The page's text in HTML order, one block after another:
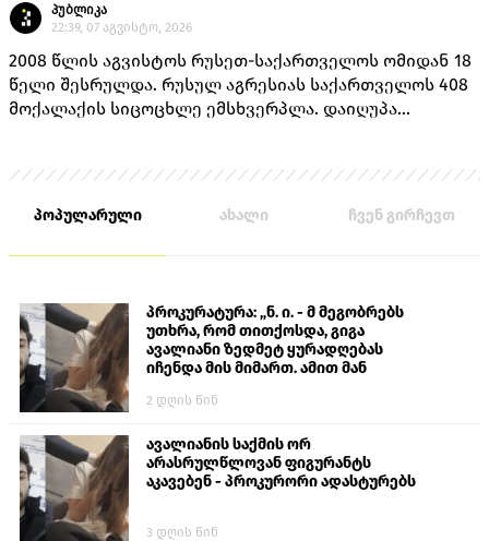
პუბლიკა
22:39, 07 აგვისტო, 2026
2008 წლის აგვისტოს რუსეთ-საქართველოს ომიდან 18
წელი შესრულდა. რუსულ აგრესიას საქართველოს 408
მოქალაქის სიცოცხლე ემსხვერპლა. დაიღუპა
მშვიდობიანი მცხოვრები.
პოპულარული ახალი ჩვენ გირჩევთ
პროკურატურა: „ნ. ი. - მ მეგობრებს
უთხრა, რომ თითქოსდა, გიგა
ავალიანი ზედმეტ ყურადღებას
იჩენდა მის მიმართ. ამით მან
თავს დასხმოდა გიგა ავალიანს“
2 დღის წინ
ავალიანის საქმის ორ
არასრულწლოვან ფიგურანტს
აკავებენ - პროკურორი ადასტურებს
3 დღის წინ